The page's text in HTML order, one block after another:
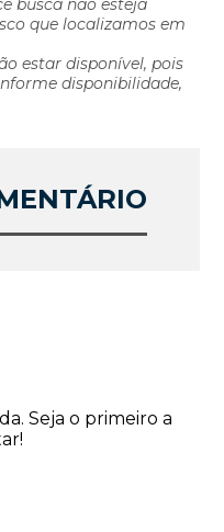
busca não esteja
que localizamos em
estar disponível, pois
disponibilidade,
Seja o primeiro a